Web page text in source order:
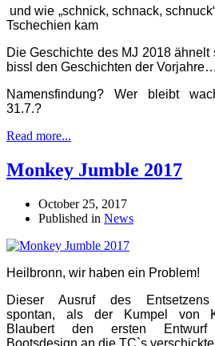
und wie „schnick, schnack,
Tschechien kam
Die Geschichte des MJ 2018 ähnelt
bissl den Geschichten der
Namensfindung? Wer bleibt
31.7.?
Read more...
Monkey Jumble 2017
October 25, 2017
Published in News
Heilbronn, wir haben ein Problem!
Dieser Ausruf des
spontan, als der Kumpel von
Blaubert den ersten Entwurf
Bootsdesign an die TC`s